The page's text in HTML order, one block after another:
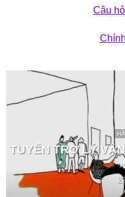
Câu
TUYỂN TRỢ LÝ